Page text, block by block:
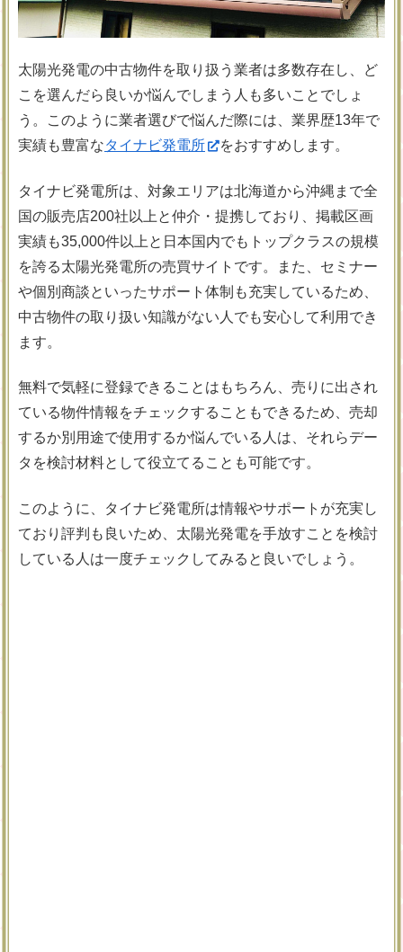
太陽光発電の中古物件を取り扱う業者は多数存在し、ど
こを選んだら良いか悩んでしまう人も多いことでしょ
う。このように業者選びで悩んだ際には、業界歴13年で
実績も豊富なタイナビ発電所 をおすすめします。
タイナビ発電所は、対象エリアは北海道から沖縄まで全
国の販売店200社以上と仲介・提携しており、掲載区画
実績も35,000件以上と日本国内でもトップクラスの規模
を誇る太陽光発電所の売買サイトです。また、セミナー
や個別商談といったサポート体制も充実しているため、
中古物件の取り扱い知識がない人でも安心して利用でき
ます。
無料で気軽に登録できることはもちろん、売りに出され
ている物件情報をチェックすることもできるため、売却
するか別用途で使用するか悩んでいる人は、それらデー
タを検討材料として役立てることも可能です。
このように、タイナビ発電所は情報やサポートが充実し
ており評判も良いため、太陽光発電を手放すことを検討
している人は一度チェックしてみると良いでしょう。